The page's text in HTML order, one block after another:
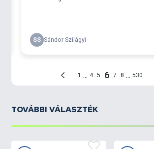
Sipi 1 citrom-borsmenta ízesítésű
míg aSipi 2 narancs-fahéj ízesítésű
év bármely szakában bevethetők.
TOVÁBBI VÁLASZTÉK